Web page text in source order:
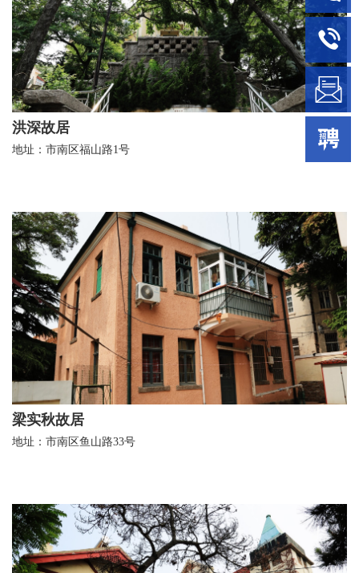
洪深故居
地址：市南区福山路1号
梁实秋故居
地址：市南区鱼山路33号